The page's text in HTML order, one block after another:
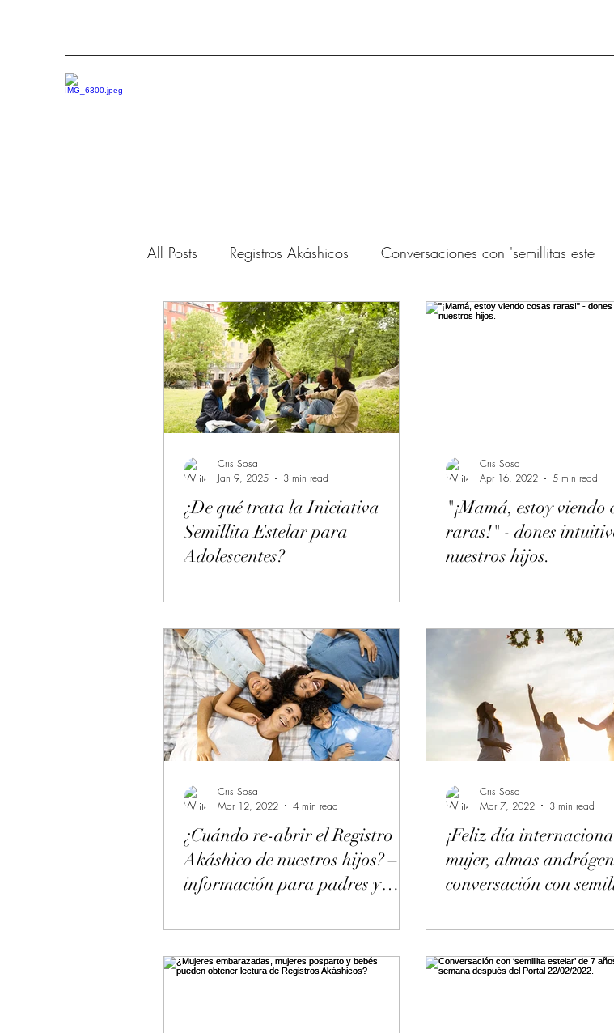
All Posts Registros Akáshicos Conversaciones con 'semillitas este
Ejercicios energéticos Semilla Estelar odontologia
salud holistica transformación
¿De qué trata la Iniciativa
Semillita Estelar para
Adolescentes?
Cris Sosa
Jan 9, 2025
3 min read
"¡Mamá, estoy viendo
raras!" - dones
nuestros hijos.
Cris Sosa
Apr 16, 2022
5 min read
¿Cuándo re-abrir el Registro
Akáshico de nuestros hijos? –
información para padres y
Cris Sosa
Mar 12, 2022
4 min read
¡Feliz día
mujer, almas
conversación con
Cris Sosa
Mar 7, 2022
3 min read